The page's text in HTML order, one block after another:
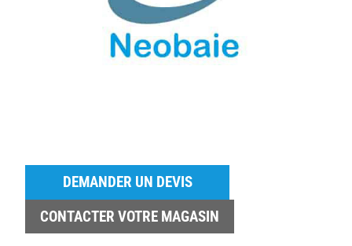
DEMANDER UN DEVIS
CONTACTER VOTRE MAGASIN